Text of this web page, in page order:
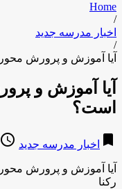
Home
/
اخبار مدرسه جدید
/
آیا آموزش و پرورش
آیا آموزش و
است؟
bookmark اخبار مدرسه جدید access_time
آیا آموزش و پرورش
رکنا